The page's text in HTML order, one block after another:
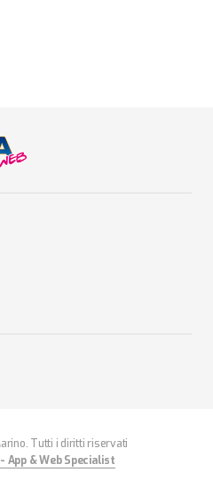
Tutti i diritti riservati
App & Web Specialist